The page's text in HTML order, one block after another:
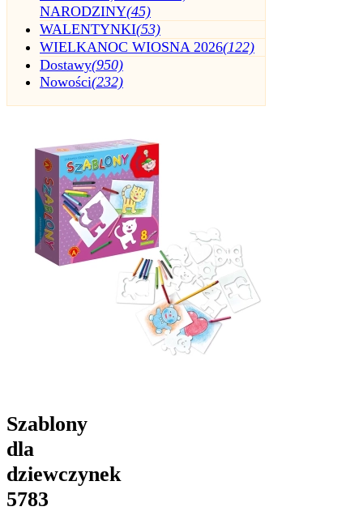
NARODZINY(45)
WALENTYNKI(53)
WIELKANOC WIOSNA 2026(122)
Dostawy(950)
Nowości(232)
Szablony
dla
dziewczynek
5783